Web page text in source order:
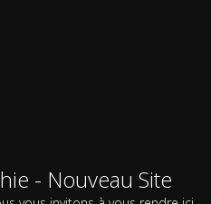
- Nouveau Site